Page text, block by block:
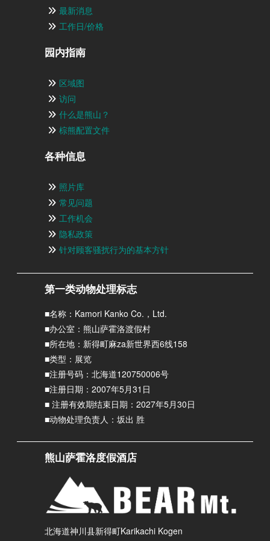
最新消息
工作日/价格
园内指南
区域图
访问
什么是熊山？
棕熊配置文件
各种信息
照片库
常见问题
工作机会
隐私政策
针对顾客骚扰行为的基本方针
第一类动物处理标志
■名称：Kamori Kanko Co.，Ltd.
■办公室：熊山萨霍洛渡假村
■所在地：新得町麻za新世界西6线158
■类型：展览
■注册号码：北海道120750006号
■注册日期：2007年5月31日
■ 注册有效期结束日期：2027年5月30日
■动物处理负责人：坂出 胜
熊山萨霍洛度假酒店
北海道神川县新得町Karikachi Kogen